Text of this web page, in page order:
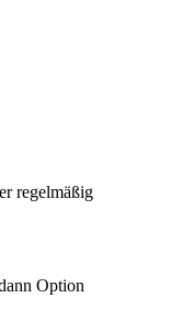
regelmäßig
Option